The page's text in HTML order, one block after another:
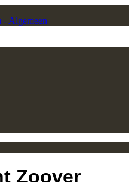
Zoover